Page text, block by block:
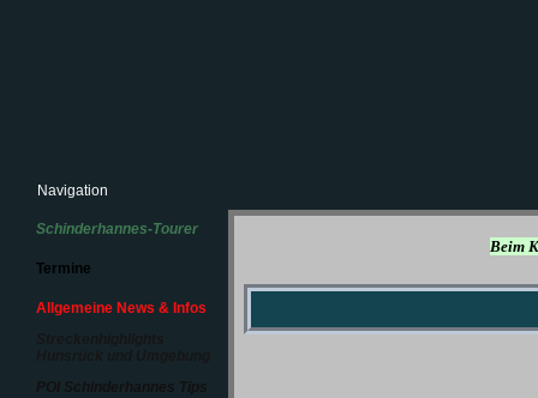
Navigation
Schinderhannes-Tourer
Termine
Allgemeine News & Infos
POI Schinderhannes Tips
Beim